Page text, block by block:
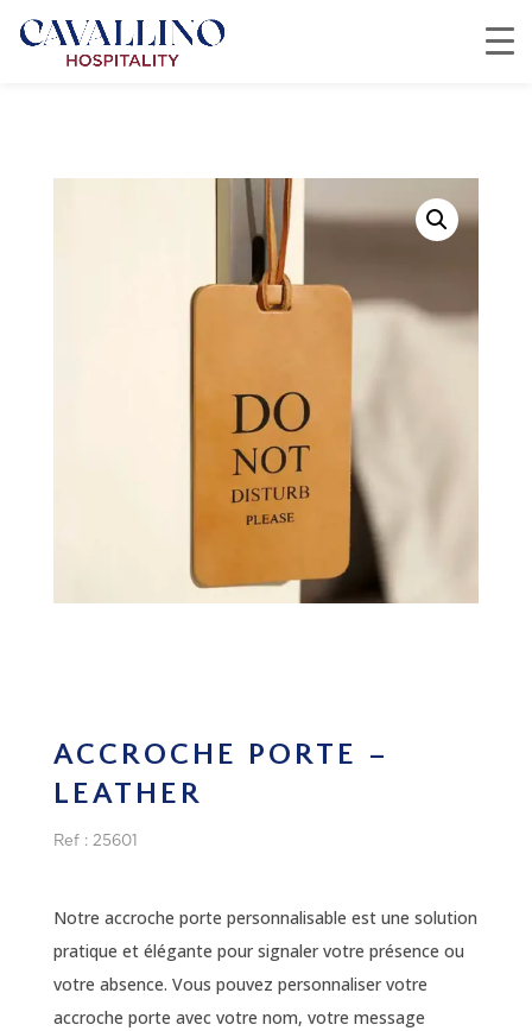
ACCROCHE PORTE –
LEATHER
Ref : 25601
Notre accroche porte personnalisable est une solution
pratique et élégante pour signaler votre présence ou
votre absence. Vous pouvez personnaliser votre
accroche porte avec votre nom, votre message